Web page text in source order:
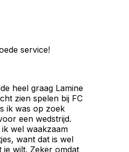
service!
heel graag Lamine
zien spelen bij FC
ik was op zoek
een wedstrijd.
wel waakzaam
want dat is wel
je wilt. Zeker omdat